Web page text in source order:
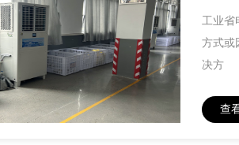
工业省
方式或
决方
查